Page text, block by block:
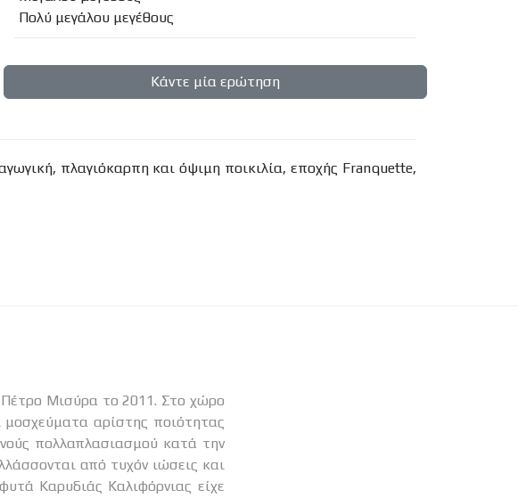
Πολύ μεγάλου μεγέθους
Κάντε μία ερώτηση
πλαγιόκαρπη και όψιμη ποικιλία, εποχής Franquette,
μοσχεύματα αρίστης ποιότητας
πολλαπλασιασμού κατά την
από τυχόν ιώσεις και
Καρυδιάς Καλιφόρνιας είχε